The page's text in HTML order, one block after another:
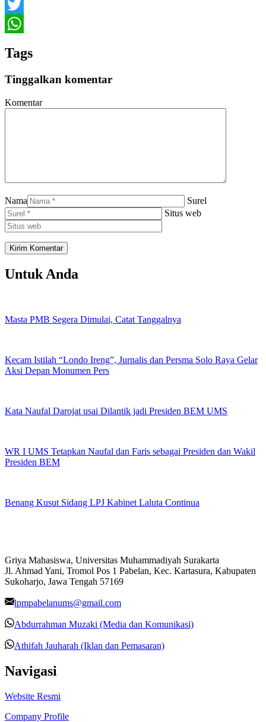
Facebook
Twitter
Tags
Tinggalkan komentar
Komentar
Nama
Surel
Situs web
Untuk Anda
Masta PMB Segera Dimulai, Catat Tanggalnya
Kecam Istilah “Londo Ireng”, Jurnalis dan Persma Solo Raya Gelar
Aksi Depan Monumen Pers
Kata Naufal Darojat usai Dilantik jadi Presiden BEM UMS
WR I UMS Tetapkan Naufal dan Faris sebagai Presiden dan Wakil
Presiden BEM
Benang Kusut Sidang LPJ Kabinet Laluta Continua
Griya Mahasiswa, Universitas Muhammadiyah Surakarta
Jl. Ahmad Yani, Tromol Pos 1 Pabelan, Kec. Kartasura, Kabupaten
Sukoharjo, Jawa Tengah 57169
lpmpabelanums@gmail.com
Abdurrahman Muzaki (Media dan Komunikasi)
Athifah Jauharah (Iklan dan Pemasaran)
Navigasi
Website Resmi
Company Profile